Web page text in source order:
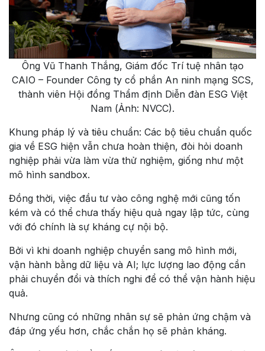
Ông Vũ Thanh Thắng, Giám đốc Trí tuệ nhân tạo
CAIO – Founder Công ty cổ phần An ninh mạng SCS,
thành viên Hội đồng Thẩm định Diễn đàn ESG Việt
Nam (Ảnh: NVCC).
Khung pháp lý và tiêu chuẩn: Các bộ tiêu chuẩn quốc
gia về ESG hiện vẫn chưa hoàn thiện, đòi hỏi doanh
nghiệp phải vừa làm vừa thử nghiệm, giống như một
mô hình sandbox.
Đồng thời, việc đầu tư vào công nghệ mới cũng tốn
kém và có thể chưa thấy hiệu quả ngay lập tức, cùng
với đó chính là sự kháng cự nội bộ.
Bởi vì khi doanh nghiệp chuyển sang mô hình mới,
vận hành bằng dữ liệu và AI; lực lượng lao động cần
phải chuyển đổi và thích nghi để có thể vận hành hiệu
quả.
Nhưng cũng có những nhân sự sẽ phản ứng chậm và
đáp ứng yếu hơn, chắc chắn họ sẽ phản kháng.